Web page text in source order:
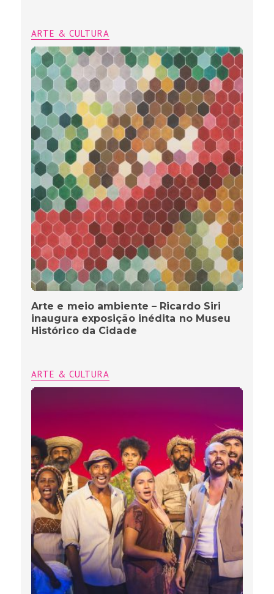
ARTE & CULTURA
Arte e meio ambiente – Ricardo Siri
inaugura exposição inédita no Museu
Histórico da Cidade
ARTE & CULTURA